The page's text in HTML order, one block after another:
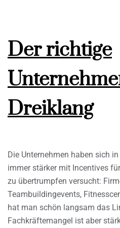
Der richtige
Dreiklang
Die Unternehmen haben sich
immer stärker mit Incentives
zu übertrumpfen versucht:
Teambuildingevents,
hat man schön langsam das
Fachkräftemangel ist aber